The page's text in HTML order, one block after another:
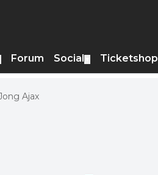
Forum Social Ticketshop
Ajax